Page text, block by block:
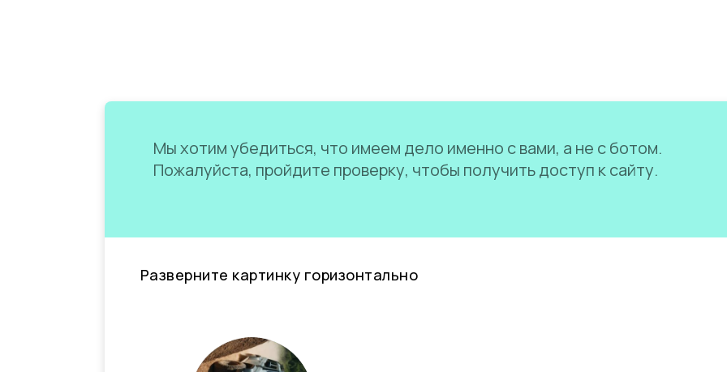
Мы хотим убедиться, что имеем дело именно с вами, а не с ботом.
Пожалуйста, пройдите проверку, чтобы получить доступ к сайту.
Разверните картинку горизонтально